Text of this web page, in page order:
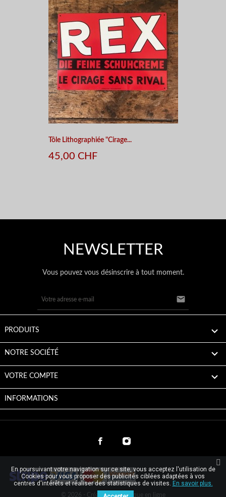
Tôle Lithographiée "Cirage...
45,00 CHF
NEWSLETTER
Vous pouvez vous désinscrire à tout moment.

PRODUITS 
NOTRE SOCIÉTÉ 
VOTRE COMPTE 
INFORMATIONS
© 2026 - Création de boutique en ligne
En poursuivant votre navigation sur ce site, vous acceptez l'utilisation de
Cookies pour vous proposer des publicités ciblées adaptées à vos
centres d'intérêts et réaliser des statistiques de visites. En savoir plus.